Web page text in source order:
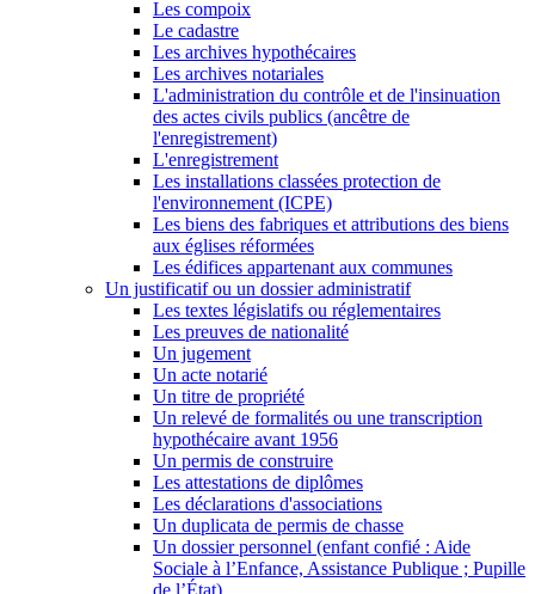
Les compoix
Le cadastre
Les archives hypothécaires
Les archives notariales
L'administration du contrôle et de l'insinuation
des actes civils publics (ancêtre de
l'enregistrement)
L'enregistrement
Les installations classées protection de
l'environnement (ICPE)
Les biens des fabriques et attributions des biens
aux églises réformées
Les édifices appartenant aux communes
Un justificatif ou un dossier administratif
Les textes législatifs ou réglementaires
Les preuves de nationalité
Un jugement
Un acte notarié
Un titre de propriété
Un relevé de formalités ou une transcription
hypothécaire avant 1956
Un permis de construire
Les attestations de diplômes
Les déclarations d'associations
Un duplicata de permis de chasse
Un dossier personnel (enfant confié : Aide
Sociale à l’Enfance, Assistance Publique ; Pupille
de l’État)